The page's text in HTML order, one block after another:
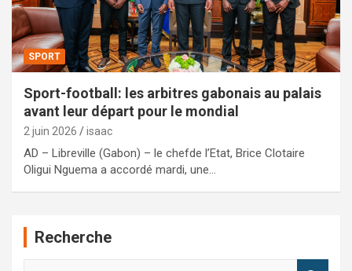
SPORT
Sport-football: les arbitres gabonais au palais
avant leur départ pour le mondial
2 juin 2026 isaac
AD – Libreville (Gabon) – le chefde l’Etat, Brice Clotaire
Oligui Nguema a accordé mardi, une…
Recherche